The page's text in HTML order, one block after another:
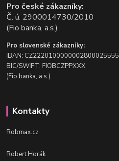
Pro české zákazníky:
Č. ú: 2900014730/2010
(Fio banka, a.s.)
Pro slovenské zákazníky:
IBAN: CZ2220100000002800025555
BIC/SWIFT: FIOBCZPPXXX
(Fio banka, a.s.)
Kontakty
Robmax.cz
Robert Horák